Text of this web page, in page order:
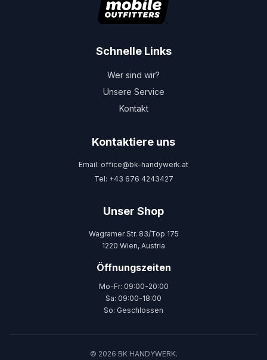
Schnelle Links
Wer sind wir?
Unsere Service
Kontakt
Kontaktiere uns
Email: office@bk-handywerk.at
Tel: +43 676 4243427
Unser Shop
Wagramer Str. 83/Top 175
1220 Wien, Austria
Öffnungszeiten
Mo-Fr: 09:00-20:00
Sa: 09:00-18:00
So: Geschlossen
© 2026 BK HANDYWERK.